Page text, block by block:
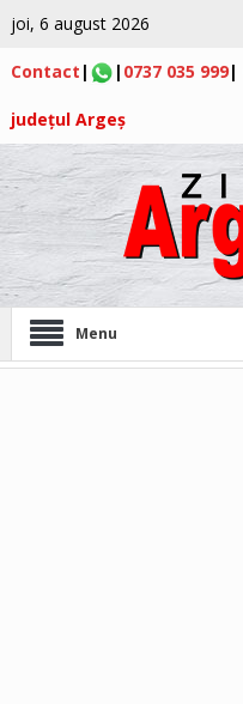
joi, 6 august 2026
Contact | | 0737 035 999|
județul Argeș
Menu